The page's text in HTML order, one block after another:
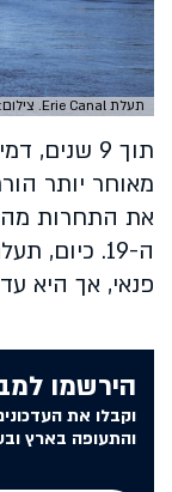
תעלת Erie Canal. צילום: Lynda McFaul, shutterstock
תוך 9
מאוחר יותר
את התחרות
ה-19.
פנאי, אך היא
הירשמו
וקבלו את
והתעופה בארץ